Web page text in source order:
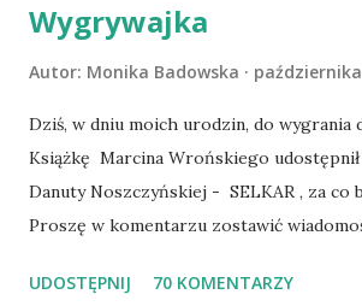
Wygrywajka
Autor: Monika Badowska
Dziś, w dniu moich urodzin, do wygrania
Książkę Marcina Wrońskiego udostępnił
Danuty Noszczyńskiej - SELKAR , za co
Proszę w komentarzu zostawić
Losowanie odbędzie się w niedzielę o
UDOSTĘPNIJ 70 KOMENTARZY